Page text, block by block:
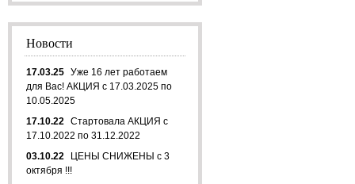
Новости
17.03.25 Уже 16 лет работаем
для Вас! АКЦИЯ с 17.03.2025 по
10.05.2025
17.10.22 Стартовала АКЦИЯ с
17.10.2022 по 31.12.2022
03.10.22
ЦЕНЫ СНИЖЕНЫ с 3
октября !!!